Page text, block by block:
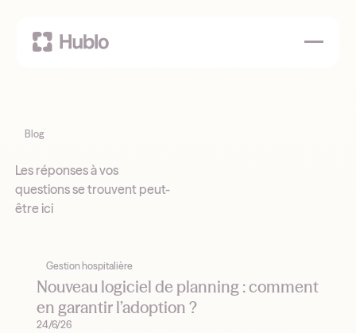
Blog
Les réponses à vos
questions se trouvent peut-
être ici
Gestion hospitalière
Nouveau logiciel de planning : comment
en garantir l’adoption ?
24/6/26